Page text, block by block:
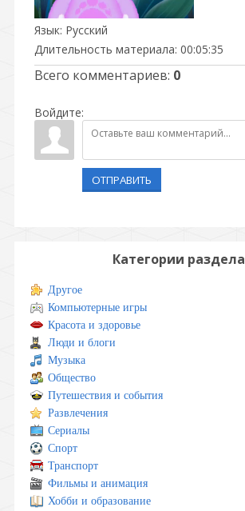
Язык: Русский
Длительность материала: 00:05:35
Всего комментариев: 0
Войдите:
ОТПРАВИТЬ
Категории раздела
Другое
Компьютерные игры
Красота и здоровье
Люди и блоги
Музыка
Общество
Путешествия и события
Развлечения
Сериалы
Спорт
Транспорт
Фильмы и анимация
Хобби и образование